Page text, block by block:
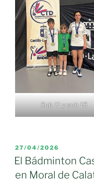
Sub 11 y sub 15
PUBLICADO
EL
27/04/2026
El Bádminton
en Moral de